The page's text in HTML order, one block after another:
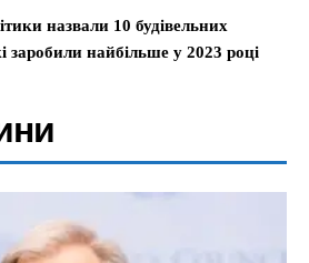
назвали 10 будівельних
заробили найбільше у 2023 році